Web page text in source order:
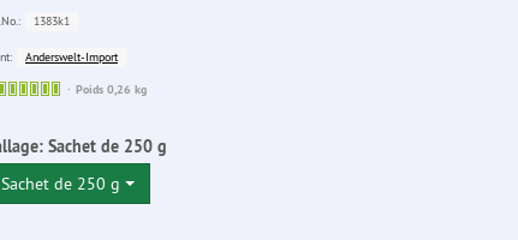
1383k1
Anderswelt-Import
Sofort
Poids 0,26 kg
Sachet de 250 g
Sachet de 250 g